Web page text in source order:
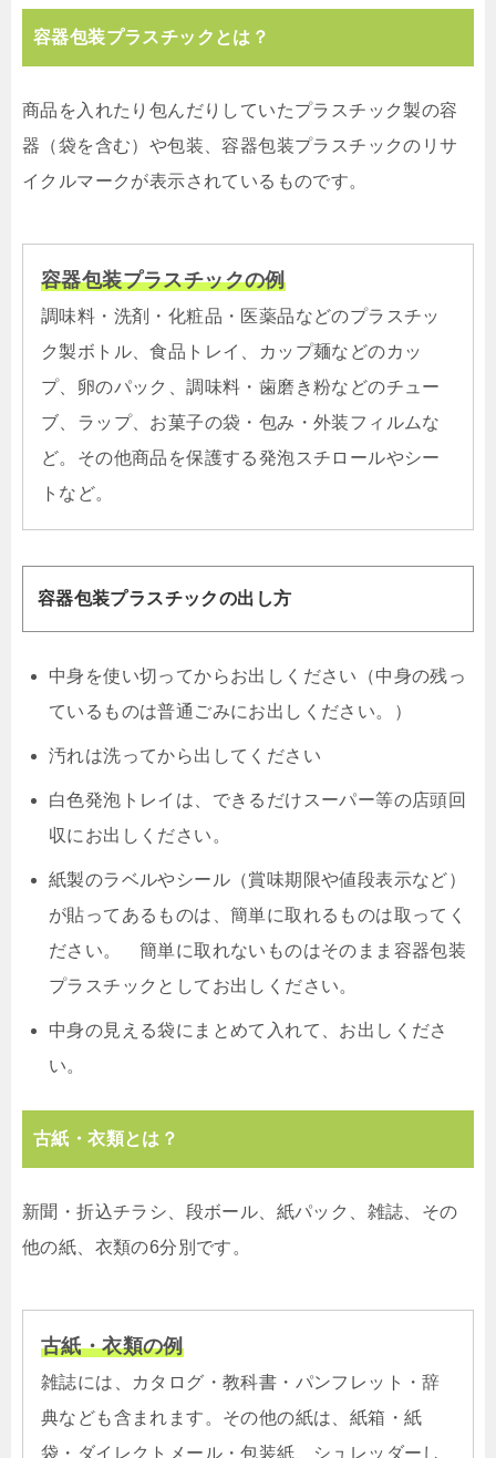
容器包装プラスチックとは？
商品を入れたり包んだりしていたプラスチック製の容
器（袋を含む）や包装、容器包装プラスチックのリサ
イクルマークが表示されているものです。
容器包装プラスチックの例
調味料・洗剤・化粧品・医薬品などのプラスチッ
ク製ボトル、食品トレイ、カップ麺などのカッ
プ、卵のパック、調味料・歯磨き粉などのチュー
ブ、ラップ、お菓子の袋・包み・外装フィルムな
ど。その他商品を保護する発泡スチロールやシー
トなど。
容器包装プラスチックの出し方
中身を使い切ってからお出しください（中身の残っ
ているものは普通ごみにお出しください。）
汚れは洗ってから出してください
白色発泡トレイは、できるだけスーパー等の店頭回
収にお出しください。
紙製のラベルやシール（賞味期限や値段表示など）
が貼ってあるものは、簡単に取れるものは取ってく
ださい。 簡単に取れないものはそのまま容器包装
プラスチックとしてお出しください。
中身の見える袋にまとめて入れて、お出しくださ
い。
古紙・衣類とは？
新聞・折込チラシ、段ボール、紙パック、雑誌、その
他の紙、衣類の6分別です。
古紙・衣類の例
雑誌には、カタログ・教科書・パンフレット・辞
典なども含まれます。その他の紙は、紙箱・紙
袋・ダイレクトメール・包装紙、シュレッダーし